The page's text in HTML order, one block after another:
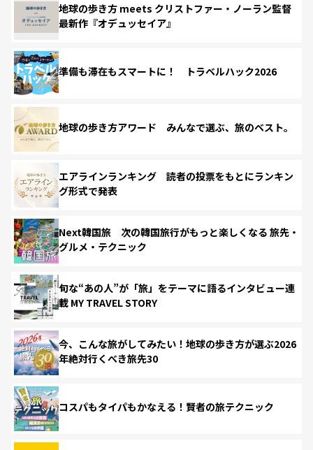
地球の歩き方 meets クリストファー・ノーラン監督
最新作『オデュッセイア』
準備も滞在もスマートに！ トラベルハック2026
地球の歩き方アワード みんなで選ぶ、旅のベスト。
エアラインランキング 読者の投票をもとにランキン
グ形式で発表
Next韓国旅 次の韓国旅行がもっと楽しくなる 旅先・
グルメ・テクニック
旬な“あの人”が「旅」をテーマに語るインタビュー連
載 MY TRAVEL STORY
今、こんな旅がしてみたい！地球の歩き方が選ぶ2026
年絶対行くべき旅先30
コスパもタイパもかなえる！賢者の旅テクニック